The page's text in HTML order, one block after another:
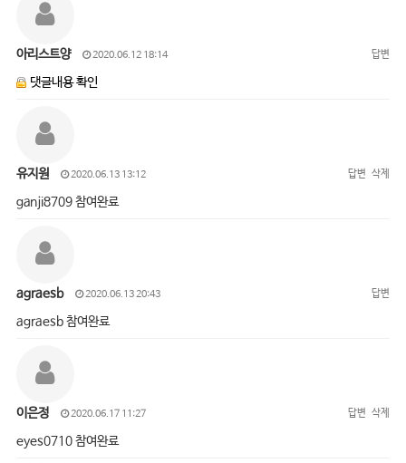
아리스트양 2020.06.12 18:14 답변
댓글내용 확인
유지원 2020.06.13 13:12 답변 삭제
ganji8709 참여완료
agraesb 2020.06.13 20:43 답변
agraesb 참여완료
이은정 2020.06.17 11:27 답변 삭제
eyes0710 참여완료